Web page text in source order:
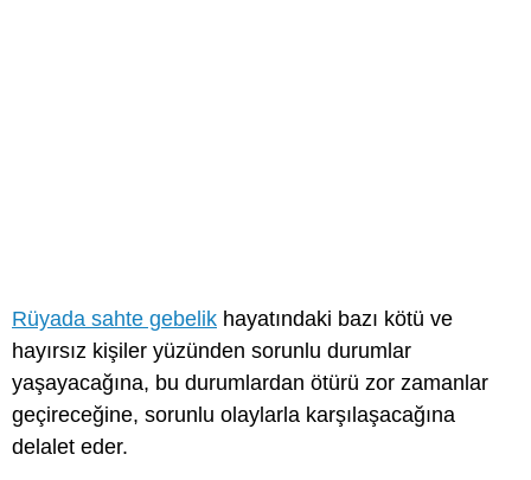
Rüyada sahte gebelik hayatındaki bazı kötü ve
hayırsız kişiler yüzünden sorunlu durumlar
yaşayacağına, bu durumlardan ötürü zor zamanlar
geçireceğine, sorunlu olaylarla karşılaşacağına
delalet eder.